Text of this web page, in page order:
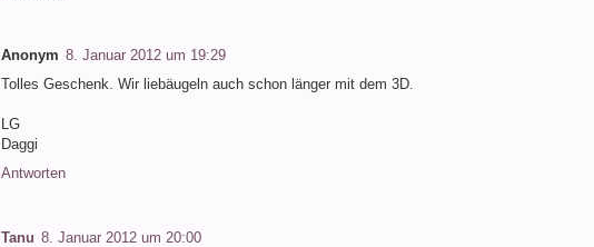
Anonym 8. Januar 2012 um 19:29
Tolles Geschenk. Wir liebäugeln auch schon länger mit dem 3D.
LG
Daggi
Antworten
Tanu 8. Januar 2012 um 20:00